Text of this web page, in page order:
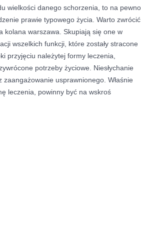
wielkości danego schorzenia, to na pewno
prawie typowego życia. Warto zwrócić
kolana warszawa. Skupiają się one w
wszelkich funkcji, które zostały stracone
przyjęciu należytej formy leczenia,
potrzeby życiowe. Niesłychanie
usprawnionego. Właśnie
leczenia, powinny być na wskroś